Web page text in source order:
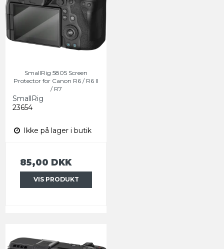
SmallRig 5805 Screen
Protector for Canon R6 / R6 II
/ R7
SmallRig
23654
Ikke på lager i butik
85,00 DKK
VIS PRODUKT